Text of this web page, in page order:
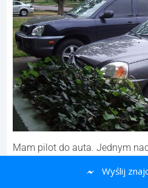
Mam pilot do auta. Jednym
Zauważyłem, że gdyWyślij